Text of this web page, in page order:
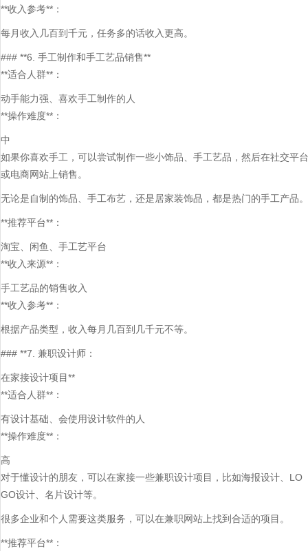
**收入参考**：
每月收入几百到千元，任务多的话收入更高。
### **6. 手工制作和手工艺品销售**
**适合人群**：
动手能力强、喜欢手工制作的人
**操作难度**：
中
如果你喜欢手工，可以尝试制作一些小饰品、手工艺品，然后在社交平台
或电商网站上销售。
无论是自制的饰品、手工布艺，还是居家装饰品，都是热门的手工产品。
**推荐平台**：
淘宝、闲鱼、手工艺平台
**收入来源**：
手工艺品的销售收入
**收入参考**：
根据产品类型，收入每月几百到几千元不等。
### **7. 兼职设计师：
在家接设计项目**
**适合人群**：
有设计基础、会使用设计软件的人
**操作难度**：
高
对于懂设计的朋友，可以在家接一些兼职设计项目，比如海报设计、LO
GO设计、名片设计等。
很多企业和个人需要这类服务，可以在兼职网站上找到合适的项目。
**推荐平台**：